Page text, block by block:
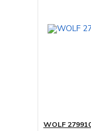
WOLF